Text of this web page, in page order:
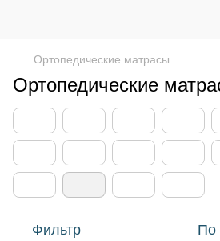
Ортопедические матрасы
Ортопедические
Фильтр По